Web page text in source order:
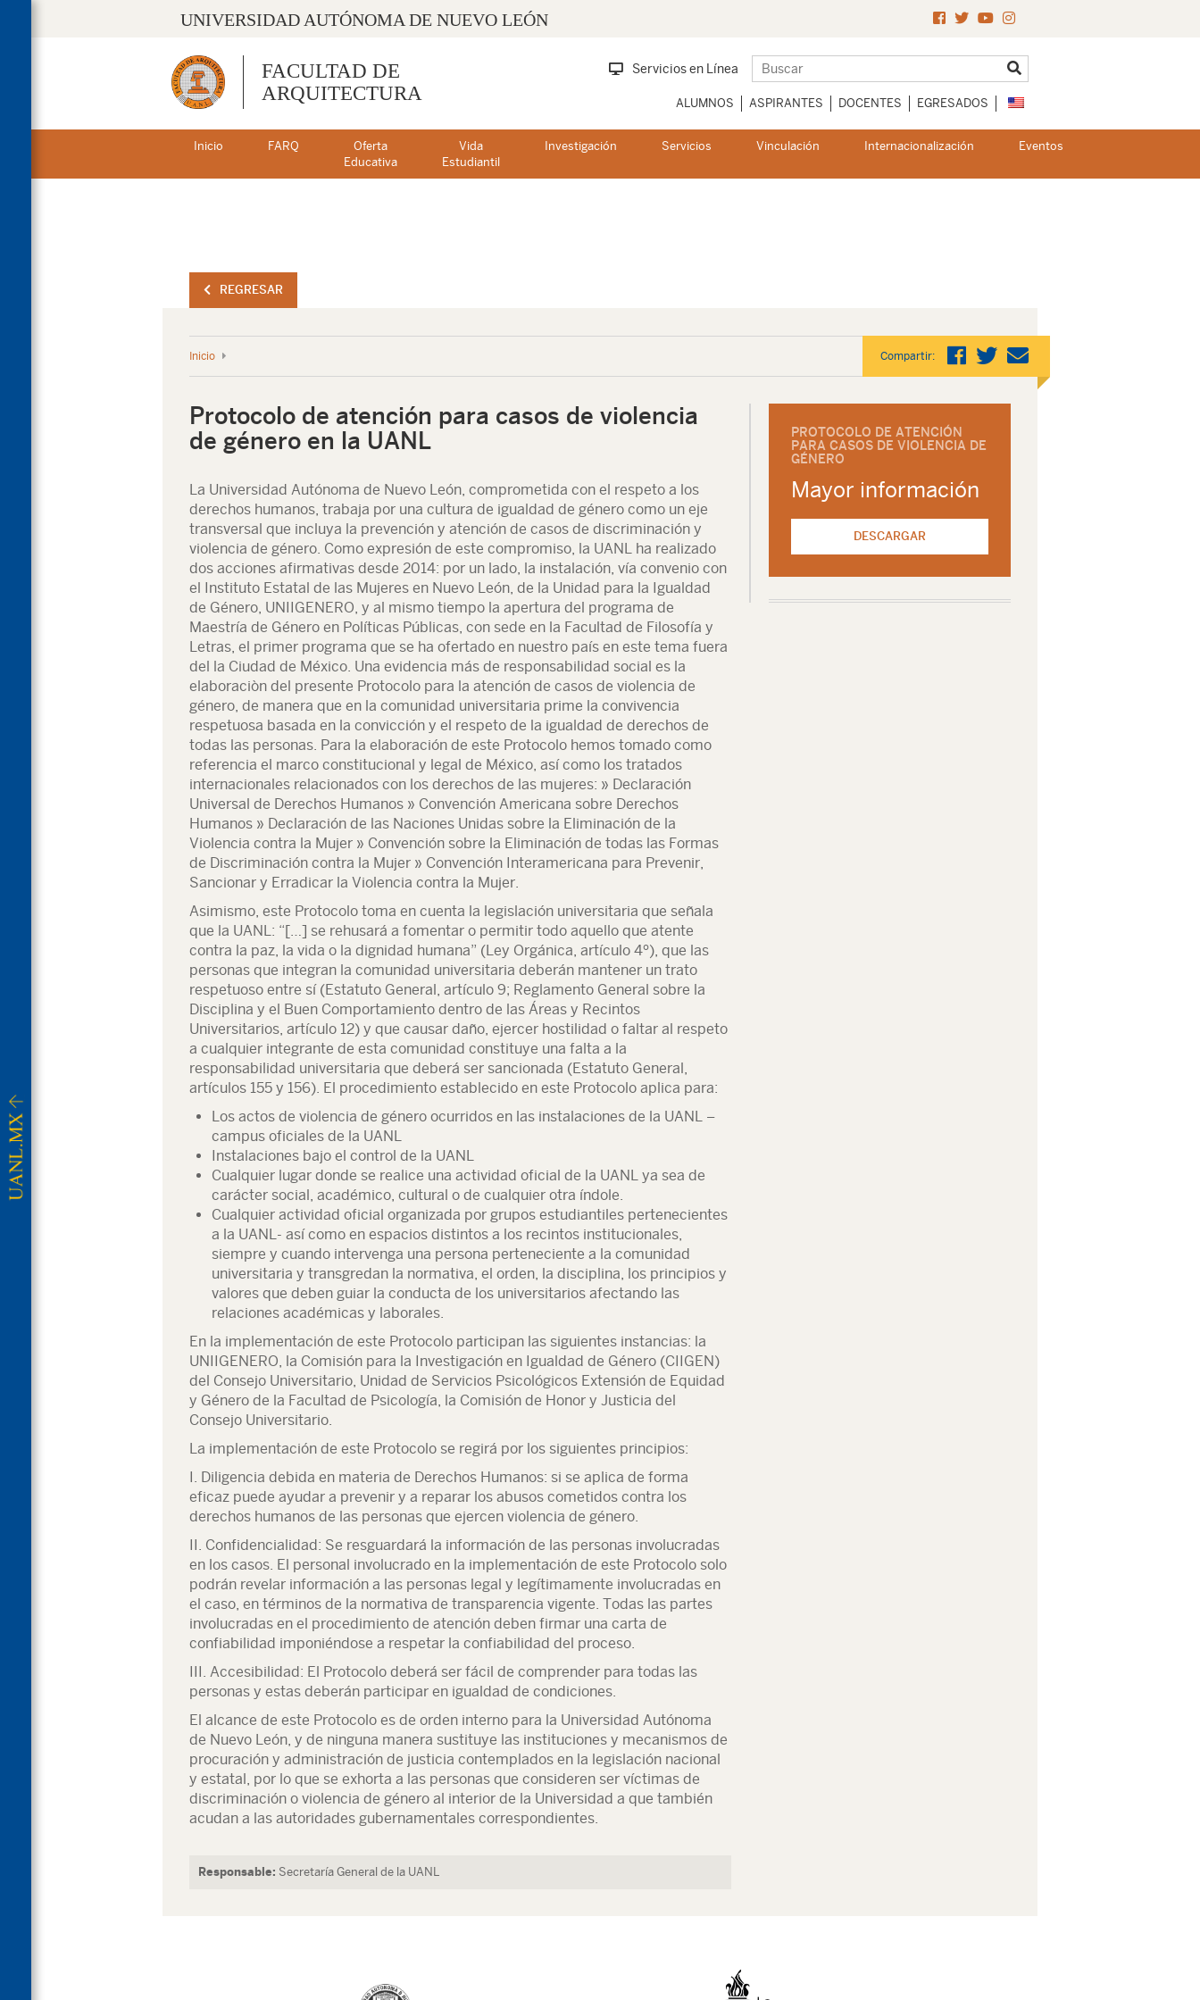
UNIVERSIDAD AUTÓNOMA DE NUEVO LEÓN
FACULTAD DE
ARQUITECTURA
Servicios en Línea
ALUMNOS ASPIRANTES DOCENTES EGRESADOS
Inicio FARQ
Oferta
Educativa
Vida
Estudiantil
Investigación Servicios Vinculación Internacionalización Eventos
REGRESAR
Inicio Compartir:
Protocolo de atención para casos de violencia
de género en la UANL
La Universidad Autónoma de Nuevo León, comprometida con el respeto a los
derechos humanos, trabaja por una cultura de igualdad de género como un eje
transversal que incluya la prevención y atención de casos de discriminación y
violencia de género. Como expresión de este compromiso, la UANL ha realizado
dos acciones afirmativas desde 2014: por un lado, la instalación, vía convenio con
el Instituto Estatal de las Mujeres en Nuevo León, de la Unidad para la Igualdad
de Género, UNIIGENERO, y al mismo tiempo la apertura del programa de
Maestría de Género en Políticas Públicas, con sede en la Facultad de Filosofía y
Letras, el primer programa que se ha ofertado en nuestro país en este tema fuera
del la Ciudad de México. Una evidencia más de responsabilidad social es la
elaboraciòn del presente Protocolo para la atención de casos de violencia de
género, de manera que en la comunidad universitaria prime la convivencia
respetuosa basada en la convicción y el respeto de la igualdad de derechos de
todas las personas. Para la elaboración de este Protocolo hemos tomado como
referencia el marco constitucional y legal de México, así como los tratados
internacionales relacionados con los derechos de las mujeres: » Declaración
Universal de Derechos Humanos » Convención Americana sobre Derechos
Humanos » Declaración de las Naciones Unidas sobre la Eliminación de la
Violencia contra la Mujer » Convención sobre la Eliminación de todas las Formas
de Discriminación contra la Mujer » Convención Interamericana para Prevenir,
Sancionar y Erradicar la Violencia contra la Mujer.
Asimismo, este Protocolo toma en cuenta la legislación universitaria que señala
que la UANL: “[…] se rehusará a fomentar o permitir todo aquello que atente
contra la paz, la vida o la dignidad humana” (Ley Orgánica, artículo 4º), que las
personas que integran la comunidad universitaria deberán mantener un trato
respetuoso entre sí (Estatuto General, artículo 9; Reglamento General sobre la
Disciplina y el Buen Comportamiento dentro de las Áreas y Recintos
Universitarios, artículo 12) y que causar daño, ejercer hostilidad o faltar al respeto
a cualquier integrante de esta comunidad constituye una falta a la
responsabilidad universitaria que deberá ser sancionada (Estatuto General,
artículos 155 y 156). El procedimiento establecido en este Protocolo aplica para:
Los actos de violencia de género ocurridos en las instalaciones de la UANL –
campus oficiales de la UANL
Instalaciones bajo el control de la UANL
Cualquier lugar donde se realice una actividad oficial de la UANL ya sea de
carácter social, académico, cultural o de cualquier otra índole.
Cualquier actividad oficial organizada por grupos estudiantiles pertenecientes
a la UANL- así como en espacios distintos a los recintos institucionales,
siempre y cuando intervenga una persona perteneciente a la comunidad
universitaria y transgredan la normativa, el orden, la disciplina, los principios y
valores que deben guiar la conducta de los universitarios afectando las
relaciones académicas y laborales.
En la implementación de este Protocolo participan las siguientes instancias: la
UNIIGENERO, la Comisión para la Investigación en Igualdad de Género (CIIGEN)
del Consejo Universitario, Unidad de Servicios Psicológicos Extensión de Equidad
y Género de la Facultad de Psicología, la Comisión de Honor y Justicia del
Consejo Universitario.
La implementación de este Protocolo se regirá por los siguientes principios:
I. Diligencia debida en materia de Derechos Humanos: si se aplica de forma
eficaz puede ayudar a prevenir y a reparar los abusos cometidos contra los
derechos humanos de las personas que ejercen violencia de género.
II. Confidencialidad: Se resguardará la información de las personas involucradas
en los casos. El personal involucrado en la implementación de este Protocolo solo
podrán revelar información a las personas legal y legítimamente involucradas en
el caso, en términos de la normativa de transparencia vigente. Todas las partes
involucradas en el procedimiento de atención deben firmar una carta de
confiabilidad imponiéndose a respetar la confiabilidad del proceso.
III. Accesibilidad: El Protocolo deberá ser fácil de comprender para todas las
personas y estas deberán participar en igualdad de condiciones.
El alcance de este Protocolo es de orden interno para la Universidad Autónoma
de Nuevo León, y de ninguna manera sustituye las instituciones y mecanismos de
procuración y administración de justicia contemplados en la legislación nacional
y estatal, por lo que se exhorta a las personas que consideren ser víctimas de
discriminación o violencia de género al interior de la Universidad a que también
acudan a las autoridades gubernamentales correspondientes.
Responsable: Secretaría General de la UANL
PROTOCOLO DE ATENCIÓN
PARA CASOS DE VIOLENCIA DE
GÉNERO
Mayor información
DESCARGAR